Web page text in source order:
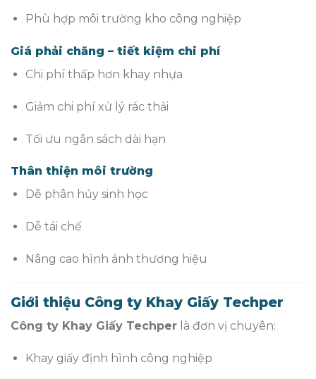
Phù hợp môi trường kho công nghiệp
Giá phải chăng – tiết kiệm chi phí
Chi phí thấp hơn khay nhựa
Giảm chi phí xử lý rác thải
Tối ưu ngân sách dài hạn
Thân thiện môi trường
Dễ phân hủy sinh học
Dễ tái chế
Nâng cao hình ảnh thương hiệu
Giới thiệu Công ty Khay Giấy Techper
Công ty Khay Giấy Techper là đơn vị chuyên:
Khay giấy định hình công nghiệp